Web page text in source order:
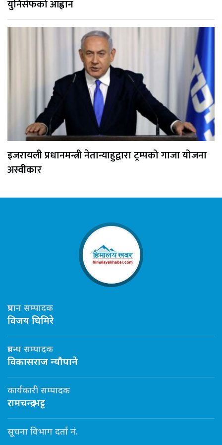
युनिसेफको आह्वान
इजरायली प्रधानमन्त्री नेतान्याहुद्वारा ट्रम्पको गाजा योजना
अस्वीकार
प्रधान सम्पादक
विजय घिमिरे
प्रबन्ध सम्पादक
विकासराज न्यौपाने
कार्यकारी सम्पादक
रामचन्द्र भट्ट
सूचना विभाग दर्ता नं.